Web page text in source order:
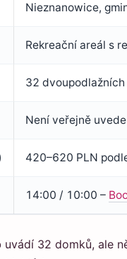
Nieznanowice,
Rekreační areál s
32
Není veřejně
420–620 PLN
14:00 / 10:00 –
uvádí 32 domků, ale